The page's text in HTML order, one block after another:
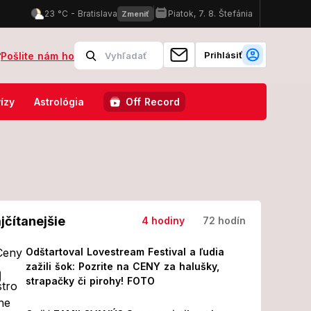
Z jeho prvých slov MRAZÍ Odštartoval Lovestream
Pošlite nám ho Prihlásiť
Astrológia Off Record
4 hodiny 72 hodín
Odštartoval Lovestream Festival a ľudia
zažili šok: Pozrite na CENY za halušky,
strapačky či pirohy! FOTO